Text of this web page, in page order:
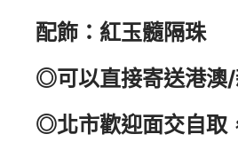
配飾：紅玉髓隔珠
◎可以直接寄送港澳
◎北市歡迎面交自取